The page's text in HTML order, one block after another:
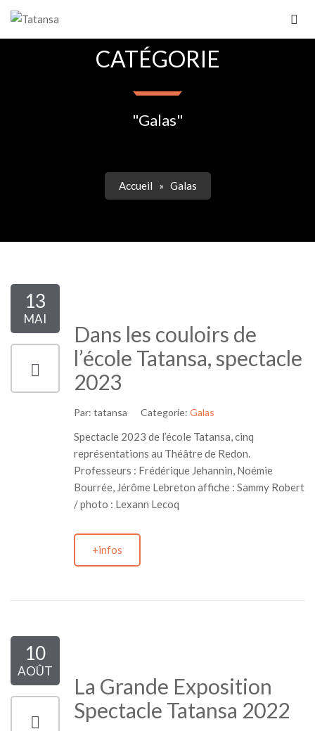
CATÉGORIE
"Galas"
Accueil » Galas
13
MAI
Dans les couloirs de
l’école Tatansa, spectacle
2023
Par: tatansa Categorie: Galas
Spectacle 2023 de l’école Tatansa, cinq
représentations au Théâtre de Redon.
Professeurs : Frédérique Jehannin, Noémie
Bourrée, Jérôme Lebreton affiche : Sammy Robert
/ photo : Lexann Lecoq
+infos
10
AOÛT
La Grande Exposition
Spectacle Tatansa 2022